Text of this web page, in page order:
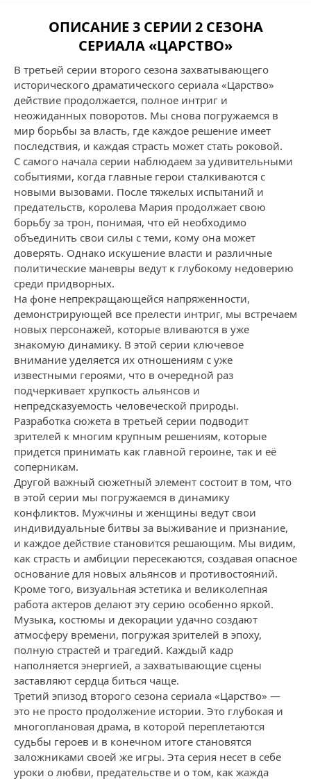
ОПИСАНИЕ 3 СЕРИИ 2 СЕЗОНА
СЕРИАЛА «ЦАРСТВО»
В третьей серии второго сезона захватывающего
исторического драматического сериала «Царство»
действие продолжается, полное интриг и
неожиданных поворотов. Мы снова погружаемся в
мир борьбы за власть, где каждое решение имеет
последствия, и каждая страсть может стать роковой.
С самого начала серии наблюдаем за удивительными
событиями, когда главные герои сталкиваются с
новыми вызовами. После тяжелых испытаний и
предательств, королева Мария продолжает свою
борьбу за трон, понимая, что ей необходимо
объединить свои силы с теми, кому она может
доверять. Однако искушение власти и различные
политические маневры ведут к глубокому недоверию
среди придворных.
На фоне непрекращающейся напряженности,
демонстрирующей все прелести интриг, мы встречаем
новых персонажей, которые вливаются в уже
знакомую динамику. В этой серии ключевое
внимание уделяется их отношениям с уже
известными героями, что в очередной раз
подчеркивает хрупкость альянсов и
непредсказуемость человеческой природы.
Разработка сюжета в третьей серии подводит
зрителей к многим крупным решениям, которые
придется принимать как главной героине, так и её
соперникам.
Другой важный сюжетный элемент состоит в том, что
в этой серии мы погружаемся в динамику
конфликтов. Мужчины и женщины ведут свои
индивидуальные битвы за выживание и признание,
и каждое действие становится решающим. Мы видим,
как страсть и амбиции пересекаются, создавая опасное
основание для новых альянсов и противостояний.
Кроме того, визуальная эстетика и великолепная
работа актеров делают эту серию особенно яркой.
Музыка, костюмы и декорации удачно создают
атмосферу времени, погружая зрителей в эпоху,
полную страстей и трагедий. Каждый кадр
наполняется энергией, а захватывающие сцены
заставляют сердца биться чаще.
Третий эпизод второго сезона сериала «Царство» —
это не просто продолжение истории. Это глубокая и
многоплановая драма, в которой переплетаются
судьбы героев и в конечном итоге становятся
заложниками своей же игры. Эта серия несет в себе
уроки о любви, предательстве и о том, как жажда